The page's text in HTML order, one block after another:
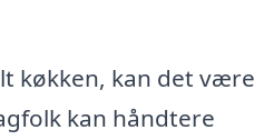
køkken, kan det være
kan håndtere